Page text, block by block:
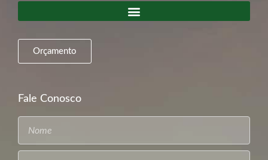
Orçamento
Fale Conosco